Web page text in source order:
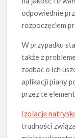
odpowiednie
rozpoczęciem
W przypadku
także z
zadbać o ich
aplikacji piany
przez te
Izolacje
trudności